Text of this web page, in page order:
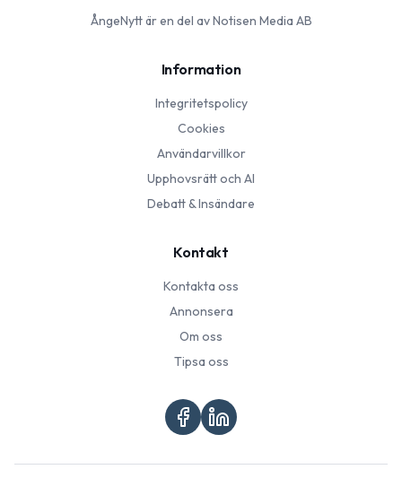
ÅngeNyttär en del av Notisen Media AB
Information
Integritetspolicy
Cookies
Användarvillkor
Upphovsrätt och AI
Debatt & Insändare
Kontakt
Kontakta oss
Annonsera
Om oss
Tipsa oss